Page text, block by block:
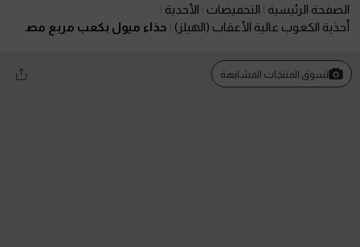
الصفحة الرئيسية التخفيضات
الأحذية
أحذية الكعوب عالية الأعقاب (الهيلز)
حذاء ميول بكعب مربع مص
تسوق المنتجات المشابهة